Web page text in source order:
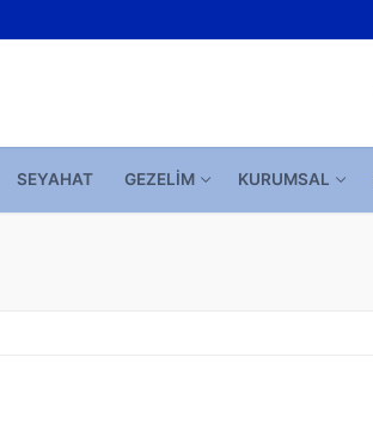
SEYAHAT GEZELIM KURUMSAL